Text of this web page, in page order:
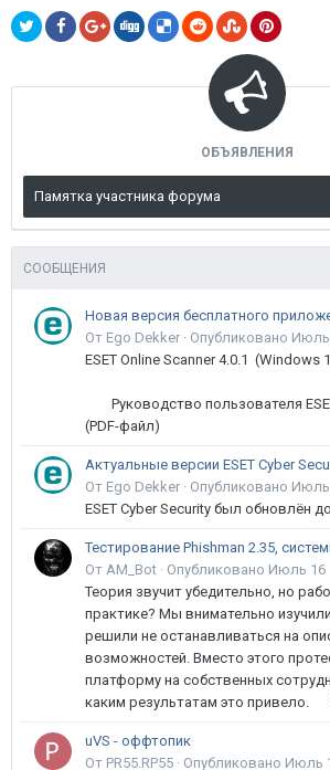
ОБЪЯВЛЕНИЯ
Памятка участника форума
СООБЩЕНИЯ
От Ego Dekker · Опубликовано Июль
ESET Online Scanner 4.0.1 (Windows
Руководство пользователя
(PDF-файл)
Актуальные версии ESET Cyber
От Ego Dekker · Опубликовано Июль
ESET Cyber Security был обновлён
От AM_Bot · Опубликовано Июль 16
Теория звучит убедительно, но
практике? Мы внимательно
решили не останавливаться на
возможностей. Вместо этого
платформу на собственных
каким результатам это привело.
uVS - оффтопик
От PR55.RP55 · Опубликовано Июль